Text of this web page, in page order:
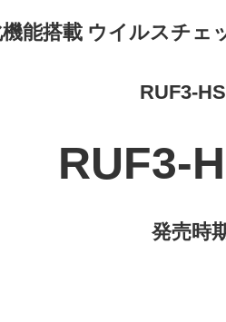
能搭載 ウイルスチェ
RUF3-
RUF3-
発売時